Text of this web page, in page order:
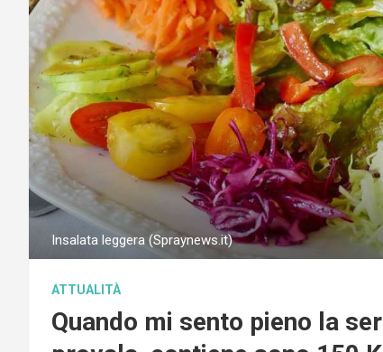
Insalata leggera (Spraynews.it)
ATTUALITÀ
Quando mi sento pieno la